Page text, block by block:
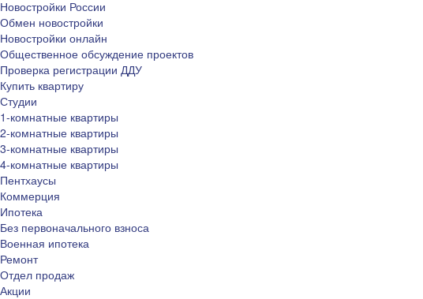
Новостройки России
Обмен новостройки
Новостройки онлайн
Общественное обсуждение проектов
Проверка регистрации ДДУ
Купить квартиру
Студии
1-комнатные квартиры
2-комнатные квартиры
3-комнатные квартиры
4-комнатные квартиры
Пентхаусы
Коммерция
Ипотека
Без первоначального взноса
Военная ипотека
Ремонт
Отдел продаж
Акции